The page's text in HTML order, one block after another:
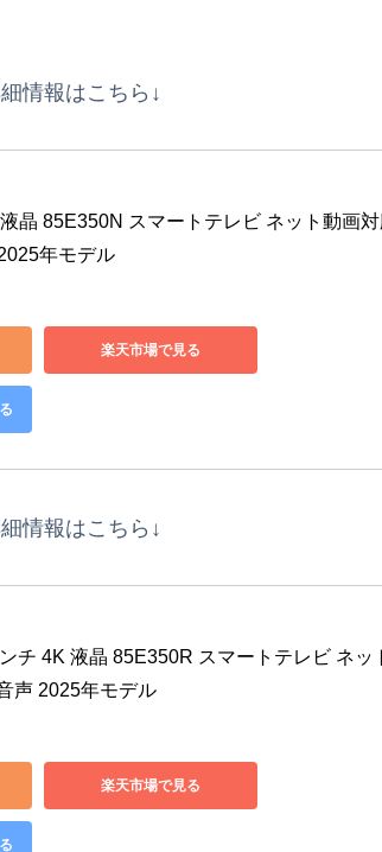
情報はこちら↓
晶 85E350N スマートテレビ ネット動画対
年モデル
楽天市場で見る
情報はこちら↓
チ 4K 液晶 85E350R スマートテレビ ネッ
声 2025年モデル
楽天市場で見る